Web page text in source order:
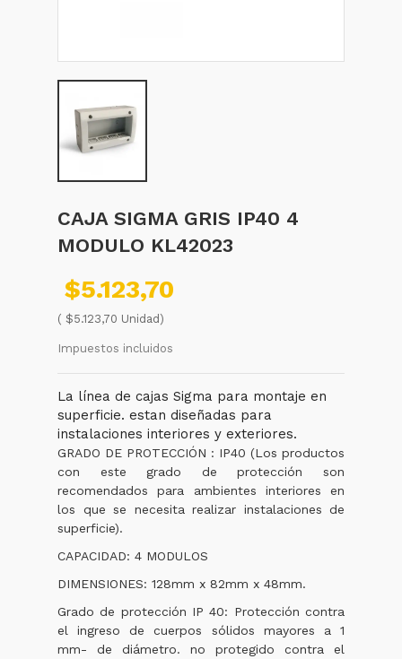
CAJA SIGMA GRIS IP40 4
MODULO KL42023
$5.123,70
( $5.123,70 Unidad)
Impuestos incluidos
La línea de cajas Sigma para montaje en
superficie. estan diseñadas para
instalaciones interiores y exteriores.
GRADO DE PROTECC​IÓN : IP40 (Los productos
con este grado de protección son
recomendados para ambientes interiores en
los que se necesita realizar instalaciones de
superficie).
CAPACIDAD: 4 MODULOS
DIMENSIONES: 128mm x 82mm x 48mm.
Grado de protección IP 40: Protección contra
el ingreso de cuerpos sólidos mayores a 1
mm- de diámetro. no protegido contra el